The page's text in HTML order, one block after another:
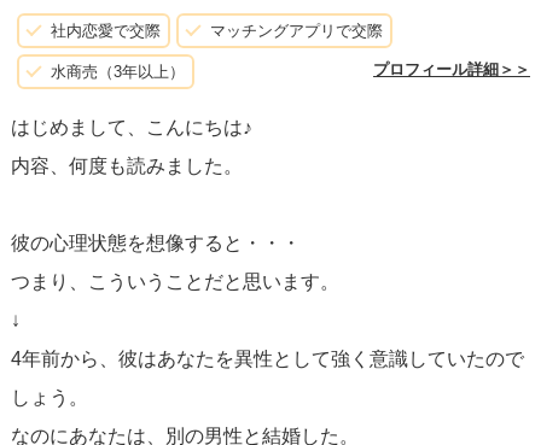
本気であなたに対して何かを求めているのかを見極めるた
めにも、彼と直接、今のあなたたちの関係について、そし
て今後の関係について話し合う機会を持つことをお勧めし
ます。 その際、あなた自身の感情や望む関係もしっかりと
伝え、互いの思いや期待を共有することが大切です。話し
できれば、今後の進展につながるかもしれません。
彼との関係を次のステージへ進めるかどうかはあなた次第
ですが、彼の言動から感じ取れる好意や関心を大事にしつ
つ、オープンにコミュニケーションを取ることが、2人の関
社内恋愛で交際 マッチングアプリで交際
水商売（3年以上） プロフィール詳細＞＞
はじめまして、こんにちは♪
内容、何度も読みました。
彼の心理状態を想像すると・・・
つまり、こういうことだと思います。
↓
4年前から、彼はあなたを異性として強く意識していたので
しょう。
なのにあなたは、別の男性と結婚した。